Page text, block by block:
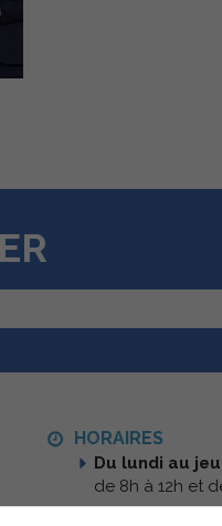
HORAIRES
Du lundi au
de 8h à 12h et
internet.
nous utilisons
Google
Analytics pour
l'établissement
de nos
statistiques.